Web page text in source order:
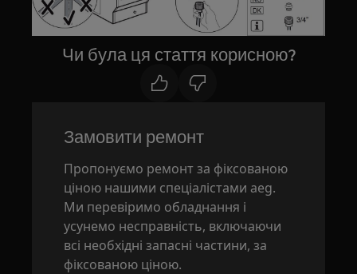
Чи була ця стаття корисною?
Замовити ремонт
Пропонуємо ремонт за фіксованою
ціною нашими спеціалістами aeg.
Ми перевіримо обладнання і
усунемо несправність, включаючи
всі необхідні запасні частини, за
фіксованою ціною.